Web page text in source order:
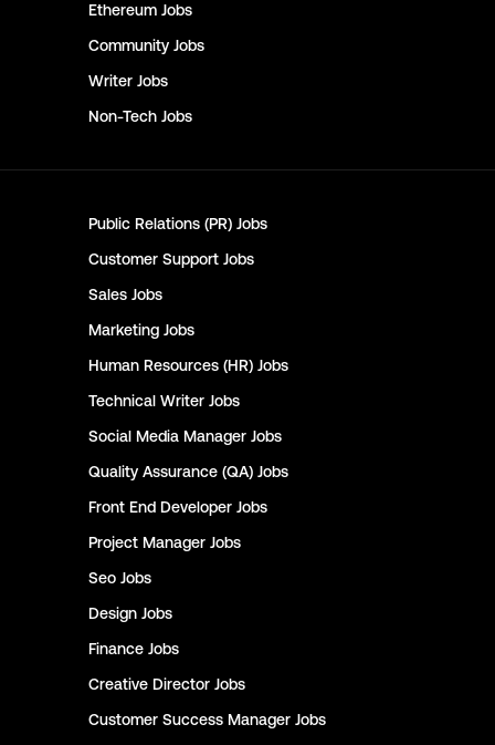
Ethereum Jobs
Community Jobs
Writer Jobs
Non-Tech Jobs
Public Relations (PR) Jobs
Customer Support Jobs
Sales Jobs
Marketing Jobs
Human Resources (HR) Jobs
Technical Writer Jobs
Social Media Manager Jobs
Quality Assurance (QA) Jobs
Front End Developer Jobs
Project Manager Jobs
Seo Jobs
Design Jobs
Finance Jobs
Creative Director Jobs
Customer Success Manager Jobs